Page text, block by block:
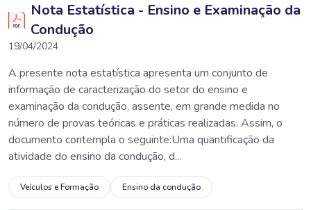
Nota Estatística - Ensino e Examinação da
Condução
19/04/2024
A presente nota estatística apresenta um conjunto de
informação de caracterização do setor do ensino e
examinação da condução, assente, em grande medida no
número de provas teóricas e práticas realizadas. Assim, o
documento contempla o seguinte:Uma quantificação da
atividade do ensino da condução, d...
Veículos e Formação Ensino da condução